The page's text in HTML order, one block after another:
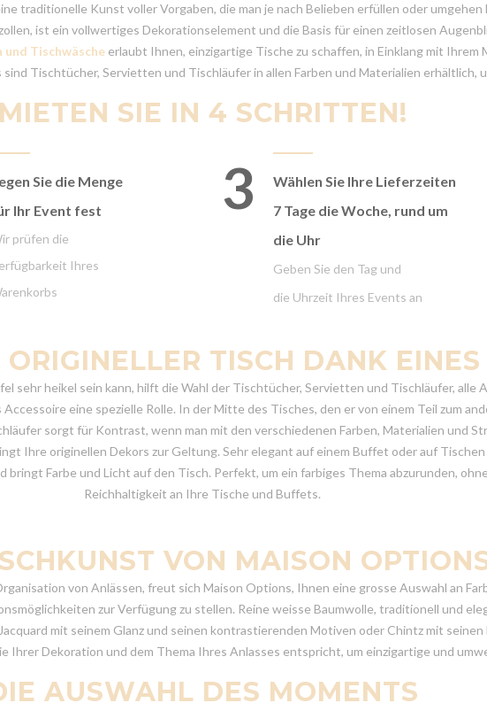
traditionelle Kunst voller Vorgaben, die man je nach Belieben erfüllen oder umgehen
ist ein vollwertiges Dekorationselement und die Basis für einen zeitlosen
Tischwäsche erlaubt Ihnen, einzigartige Tische zu schaffen, in Einklang mit Ihrem
Tischtücher, Servietten und Tischläufer in allen Farben und Materialien erhältlich,
MIETEN SIE IN 4 SCHRITTEN!
Sie die Menge
Ihr Event fest
prüfen die
Ihres
3
Wählen Sie Ihre Lieferzeiten
7 Tage die Woche, rund um
die Uhr
Geben Sie den Tag und
die Uhrzeit Ihres Events an
TISCH DANK
sehr heikel sein kann, hilft die Wahl der Tischtücher, Servietten und Tischläufer,
eine spezielle Rolle. In der Mitte des Tisches, den er von einem Teil zum
sorgt für Kontrast, wenn man mit den verschiedenen Farben, Materialien und
Ihre originellen Dekors zur Geltung. Sehr elegant auf einem Buffet oder auf
Farbe und Licht auf den Tisch. Perfekt, um ein farbiges Thema abzurunden,
Reichhaltigkeit an Ihre Tische und Buffets.
VON MAISON
von Anlässen, freut sich Maison Options, Ihnen eine grosse Auswahl an
zur Verfügung zu stellen. Reine weisse Baumwolle, traditionell und
mit seinem Glanz und seinen kontrastierenden Motiven oder Chintz mit
Ihrer Dekoration und dem Thema Ihres Anlasses entspricht, um einzigartige und
AUSWAHL DES MOMENTS